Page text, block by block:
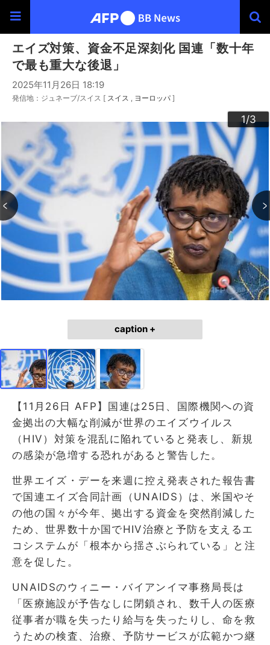
エイズ対策、資金不足深刻化 国連「数十年
で最も重大な後退」
2025年11月26日 18:19
発信地：ジュネーブ/スイス [ スイス ヨーロッパ ]
1/3
2/3
3/3
caption +
【11月26日 AFP】国連は25日、国際機関への資
金拠出の大幅な削減が世界のエイズウイルス
（HIV）対策を混乱に陥れていると発表し、新規
の感染が急増する恐れがあると警告した。
世界エイズ・デーを来週に控え発表された報告書
で国連エイズ合同計画（UNAIDS）は、米国やそ
の他の国々が今年、拠出する資金を突然削減した
ため、世界数十か国でHIV治療と予防を支えるエ
コシステムが「根本から揺さぶられている」と注
意を促した。
UNAIDSのウィニー・バイアンイマ事務局長は
「医療施設が予告なしに閉鎖され、数千人の医療
従事者が職を失ったり給与を失ったりし、命を救
うための検査、治療、予防サービスが広範かつ継